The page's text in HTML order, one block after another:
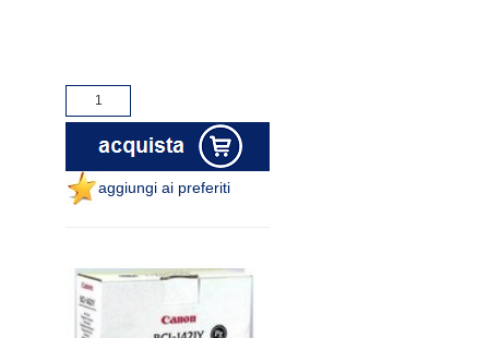
aggiungi ai preferiti